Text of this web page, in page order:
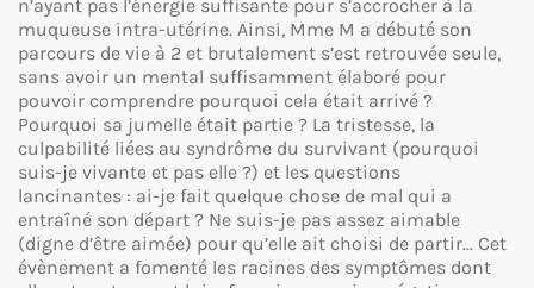
n’ayant pas l’énergie suffisante pour s’accrocher à la
muqueuse intra-utérine. Ainsi, Mme M a débuté son
parcours de vie à 2 et brutalement s’est retrouvée seule,
sans avoir un mental suffisamment élaboré pour
pouvoir comprendre pourquoi cela était arrivé ?
Pourquoi sa jumelle était partie ? La tristesse, la
culpabilité liées au syndrôme du survivant (pourquoi
suis-je vivante et pas elle ?) et les questions
lancinantes : ai-je fait quelque chose de mal qui a
entraîné son départ ? Ne suis-je pas assez aimable
(digne d’être aimée) pour qu’elle ait choisi de partir… Cet
évènement a fomenté les racines des symptômes dont